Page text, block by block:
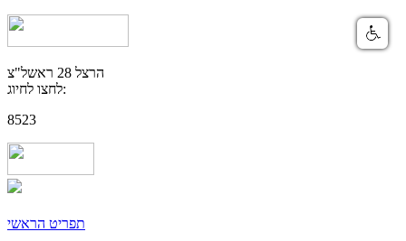
הרצל 28 ראשל"צ
לחצו לחיוג:
8523
תפריט הראשי